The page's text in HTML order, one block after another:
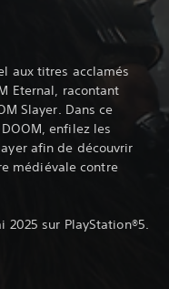
aux titres acclamés
Eternal, racontant
Slayer. Dans ce
enfilez les
afin de découvrir
médiévale contre
2025 sur PlayStation®5.